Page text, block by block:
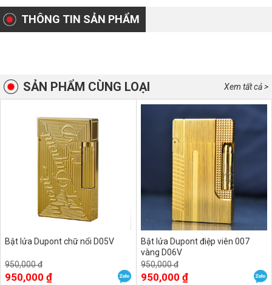
THÔNG TIN SẢN PHẨM
Xem tất cả >
SẢN PHẨM CÙNG LOẠI
Bật lửa Dupont chữ nổi D05V
950,000 đ
950,000 ₫
Bật lửa Dupont điệp viên 007
vàng D06V
950,000 đ
950,000 ₫